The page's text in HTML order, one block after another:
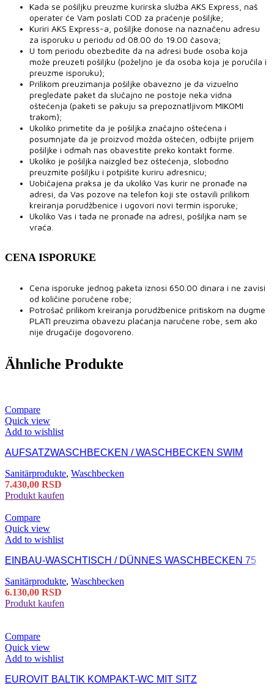
Kada se pošiljku preuzme kurirska služba AKS Express, naš
operater će Vam poslati COD za praćenje pošiljke;
Kuriri AKS Express-a, pošiljke donose na naznačenu adresu
za isporuku u periodu od 08.00 do 19.00 časova;
U tom periodu obezbedite da na adresi bude osoba koja
može preuzeti pošiljku (poželjno je da osoba koja je poručila i
preuzme isporuku);
Prilikom preuzimanja pošiljke obavezno je da vizuelno
pregledate paket da slučajno ne postoje neka vidna
oštećenja (paketi se pakuju sa prepoznatljivom MIKOMI
trakom);
Ukoliko primetite da je pošiljka značajno oštećena i
posumnjate da je proizvod možda oštećen, odbijte prijem
pošiljke i odmah nas obavestite preko kontakt forme.
Ukoliko je pošiljka naizgled bez oštećenja, slobodno
preuzmite pošiljku i potpišite kuriru adresnicu;
Uobičajena praksa je da ukoliko Vas kurir ne pronađe na
adresi, da Vas pozove na telefon koji ste ostavili prilikom
kreiranja porudžbenice i ugovori novi termin isporuke;
Ukoliko Vas i tada ne pronađe na adresi, pošiljka nam se
vraća.
CENA ISPORUKE
Cena isporuke jednog paketa iznosi 650.00 dinara i ne zavisi
od količine poručene robe;
Potrošač prilikom kreiranja porudžbenice pritiskom na dugme
PLATI preuzima obavezu plaćanja naručene robe, sem ako
nije drugačije dogovoreno.
Ähnliche Produkte
Compare
Quick view
Add to wishlist
AUFSATZWASCHBECKEN / WASCHBECKEN SWIM
Sanitärprodukte, Waschbecken
7.430,00 RSD
Produkt kaufen
Compare
Quick view
Add to wishlist
EINBAU-WASCHTISCH / DÜNNES WASCHBECKEN 75
Sanitärprodukte, Waschbecken
6.130,00 RSD
Produkt kaufen
Compare
Quick view
Add to wishlist
EUROVIT BALTIK KOMPAKT-WC MIT SITZ